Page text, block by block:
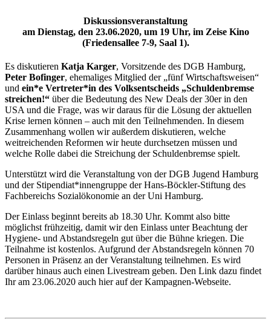
Diskussionsveranstaltung
am Dienstag, den 23.06.2020, um 19 Uhr, im Zeise Kino
(Friedensallee 7-9, Saal 1).
Es diskutieren Katja Karger, Vorsitzende des DGB Hamburg,
Peter Bofinger, ehemaliges Mitglied der „fünf Wirtschaftsweisen“
und ein*e Vertreter*in des Volksentscheids „Schuldenbremse
streichen!“ über die Bedeutung des New Deals der 30er in den
USA und die Frage, was wir daraus für die Lösung der aktuellen
Krise lernen können – auch mit den Teilnehmenden. In diesem
Zusammenhang wollen wir außerdem diskutieren, welche
weitreichenden Reformen wir heute durchsetzen müssen und
welche Rolle dabei die Streichung der Schuldenbremse spielt.
Unterstützt wird die Veranstaltung von der DGB Jugend Hamburg
und der Stipendiat*innengruppe der Hans-Böckler-Stiftung des
Fachbereichs Sozialökonomie an der Uni Hamburg.
Der Einlass beginnt bereits ab 18.30 Uhr. Kommt also bitte
möglichst frühzeitig, damit wir den Einlass unter Beachtung der
Hygiene- und Abstandsregeln gut über die Bühne kriegen. Die
Teilnahme ist kostenlos. Aufgrund der Abstandsregeln können 70
Personen in Präsenz an der Veranstaltung teilnehmen. Es wird
darüber hinaus auch einen Livestream geben. Den Link dazu findet
Ihr am 23.06.2020 auch hier auf der Kampagnen-Webseite.